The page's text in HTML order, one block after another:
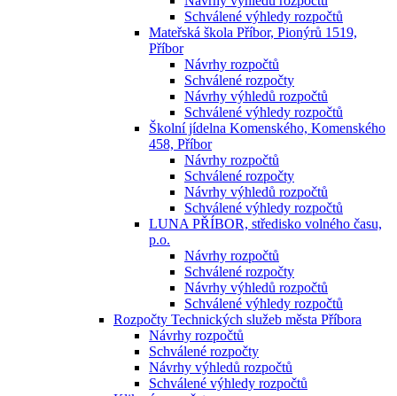
Schválené výhledy rozpočtů
Mateřská škola Příbor, Pionýrů 1519,
Příbor
Návrhy rozpočtů
Schválené rozpočty
Návrhy výhledů rozpočtů
Schválené výhledy rozpočtů
Školní jídelna Komenského, Komenského
458, Příbor
Návrhy rozpočtů
Schválené rozpočty
Návrhy výhledů rozpočtů
Schválené výhledy rozpočtů
LUNA PŘÍBOR, středisko volného času,
p.o.
Návrhy rozpočtů
Schválené rozpočty
Návrhy výhledů rozpočtů
Schválené výhledy rozpočtů
Rozpočty Technických služeb města Příbora
Návrhy rozpočtů
Schválené rozpočty
Návrhy výhledů rozpočtů
Schválené výhledy rozpočtů